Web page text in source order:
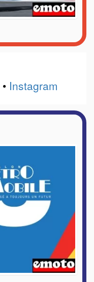
• Instagram